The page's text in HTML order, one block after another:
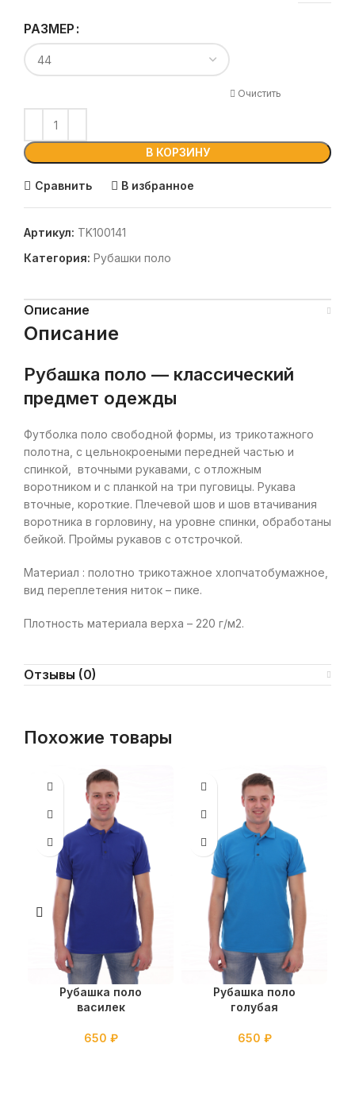
РАЗМЕР
Очистить
В КОРЗИНУ
Сравнить В избранное
Артикул: TK100141
Категория: Рубашки поло
Описание
Описание
Рубашка поло — классический
предмет одежды
Футболка поло свободной формы, из трикотажного
полотна, с цельнокроеными передней частью и
спинкой, вточными рукавами, с отложным
воротником и с планкой на три пуговицы. Рукава
вточные, короткие. Плечевой шов и шов втачивания
воротника в горловину, на уровне спинки, обработаны
бейкой. Проймы рукавов с отстрочкой.
Материал : полотно трикотажное хлопчатобумажное,
вид переплетения ниток – пике.
Плотность материала верха – 220 г/м2.
Отзывы (0)
Похожие товары
Рубашка поло
василек
650 ₽
Рубашка поло
голубая
650 ₽